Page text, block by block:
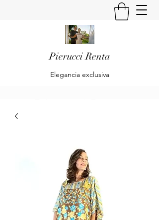
Pierucci Renta
Elegancia exclusiva
Es una empresa dedicada al diseño y
confección de trajes de Alta Moda y Pret
à Porte para Damas.
Is a company dedicated to the design and
preparation of High Fashion and Pret à